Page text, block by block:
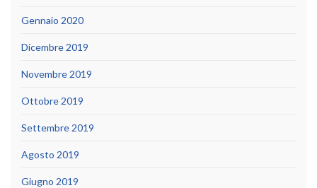
Gennaio 2020
Dicembre 2019
Novembre 2019
Ottobre 2019
Settembre 2019
Agosto 2019
Giugno 2019